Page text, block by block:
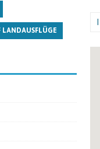
LANDAUSFLÜGE